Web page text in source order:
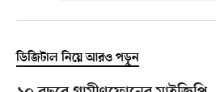
ডিজিটাল নিয়ে আরও পড়ুন